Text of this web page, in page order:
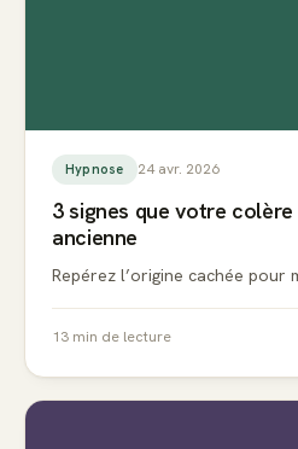
Hypnose 24 avr. 2026
3 signes que votre
ancienne
Repérez l’origine cachée pour
13 min de lecture